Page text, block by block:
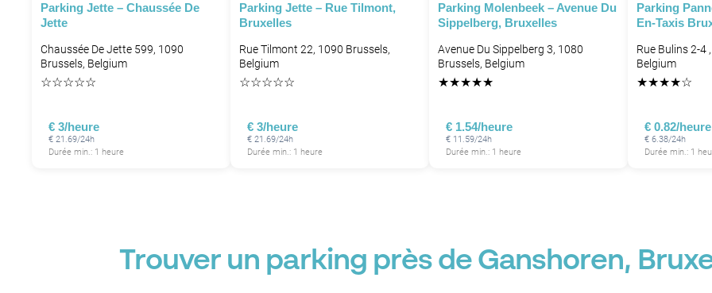
P
P
P
P
Parking Jette – Chaussée De
Jette
Chaussée De Jette 599, 1090
Brussels, Belgium
☆☆☆☆☆
€ 3/heure
€ 21.69/24h
Durée min.: 1 heure
Parking Jette – Rue Tilmont,
Bruxelles
Rue Tilmont 22, 1090 Brussels,
Belgium
☆☆☆☆☆
€ 3/heure
€ 21.69/24h
Durée min.: 1 heure
Parking Molenbeek – Avenue Du
Sippelberg, Bruxelles
Avenue Du Sippelberg 3, 1080
Brussels, Belgium
★★★★★
€ 1.54/heure
€ 11.59/24h
Durée min.: 1 heure
Parking
En-Taxis
Rue Bulins 2-4
Belgium
★★★★☆
€ 0.82/heure
€ 6.38/24h
Durée min.: 1
Trouver un parking près de Ganshoren,